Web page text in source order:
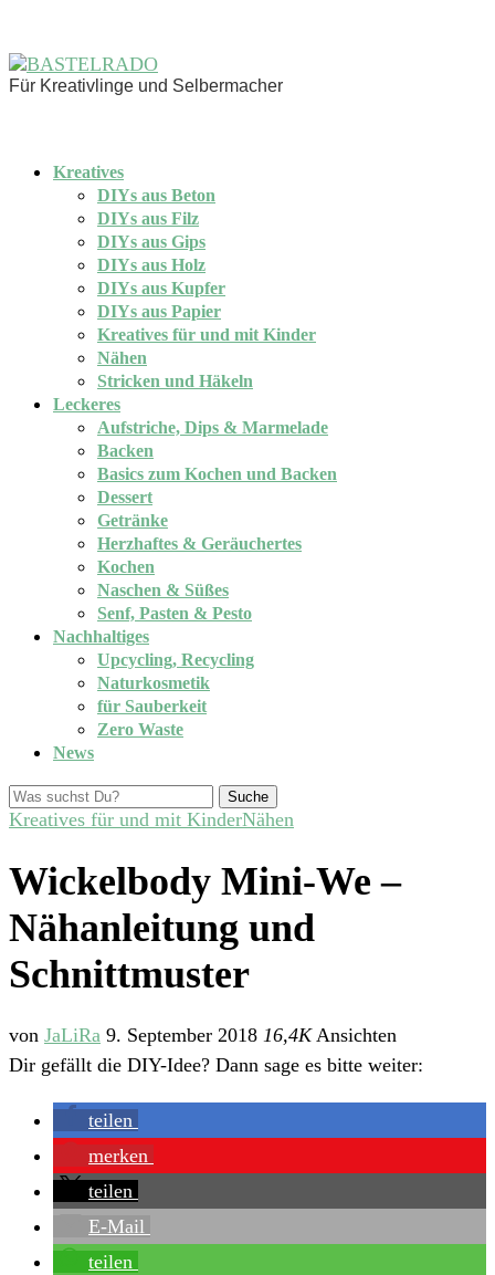
Für Kreativlinge und Selbermacher
Kreatives
DIYs aus Beton
DIYs aus Filz
DIYs aus Gips
DIYs aus Holz
DIYs aus Kupfer
DIYs aus Papier
Kreatives für und mit Kinder
Nähen
Stricken und Häkeln
Leckeres
Aufstriche, Dips & Marmelade
Backen
Basics zum Kochen und Backen
Dessert
Getränke
Herzhaftes & Geräuchertes
Kochen
Naschen & Süßes
Senf, Pasten & Pesto
Nachhaltiges
Upcycling, Recycling
Naturkosmetik
für Sauberkeit
Zero Waste
News
Suche
Kreatives für und mit KinderNähen
Wickelbody Mini-We –
Nähanleitung und
Schnittmuster
von JaLiRa 9. September 2018 16,4KAnsichten
Dir gefällt die DIY-Idee? Dann sage es bitte weiter:
teilen
merken
teilen
E-Mail
teilen